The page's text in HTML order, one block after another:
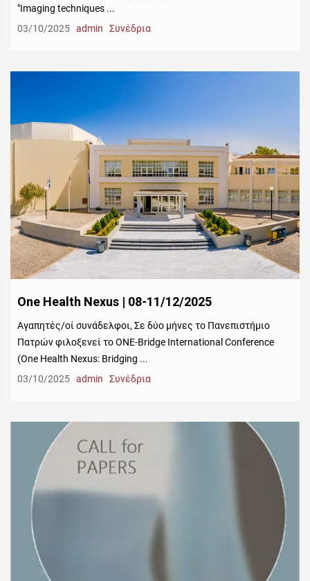
"Imaging techniques ...
03/10/2025 admin Συνέδρια
One Health Nexus | 08-11/12/2025
Αγαπητές/οί συνάδελφοι, Σε δύο μήνες το Πανεπιστήμιο
Πατρών φιλοξενεί το ONE-Bridge International Conference
(One Health Nexus: Bridging ...
03/10/2025 admin Συνέδρια